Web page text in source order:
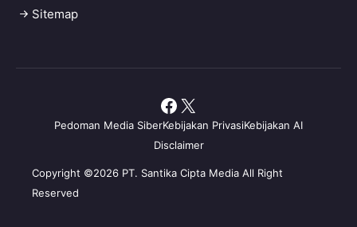
Sitemap
Copyright ©2026 PT. Santika Cipta Media All Right
Reserved
Pedoman Media SiberKebijakan PrivasiKebijakan AI
Disclaimer
Facebook
X